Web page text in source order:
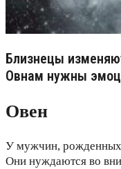
Близнецы
Овнам нужны
Овен
У мужчин, рожденных
Они нуждаются во